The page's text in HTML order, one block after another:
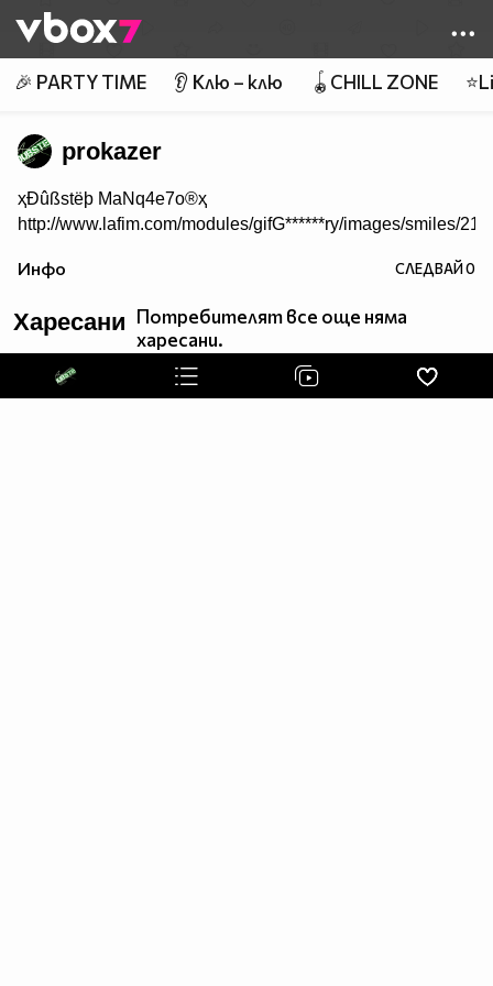
👾
🎉 PARTY TIME 👂 Клю – клю 🪀CHILL ZONE
prokazer
ҳÐûßstëþ MaNq4e7o®ҳ
http://www.lafim.com/modules/gifG******ry/images/smiles/
Инфо СЛЕДВАЙ0
Харесани Потребителят все още няма
харесани.